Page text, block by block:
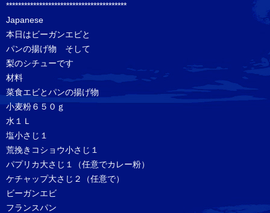
****************************************
Japanese
本日はビーガンエビと
パンの揚げ物 そして
梨のシチューです
材料
菜食エビとパンの揚げ物
小麦粉６５０ｇ
水１Ｌ
塩小さじ１
荒挽きコショウ小さじ１
パプリカ大さじ１（任意でカレー粉）
ケチャップ大さじ２（任意で）
ビーガンエビ
フランスパン